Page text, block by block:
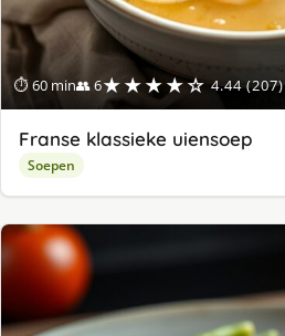
⏱ 60 min👥 6★★★★☆ 4.44 (207)
Franse klassieke uiensoep
Soepen